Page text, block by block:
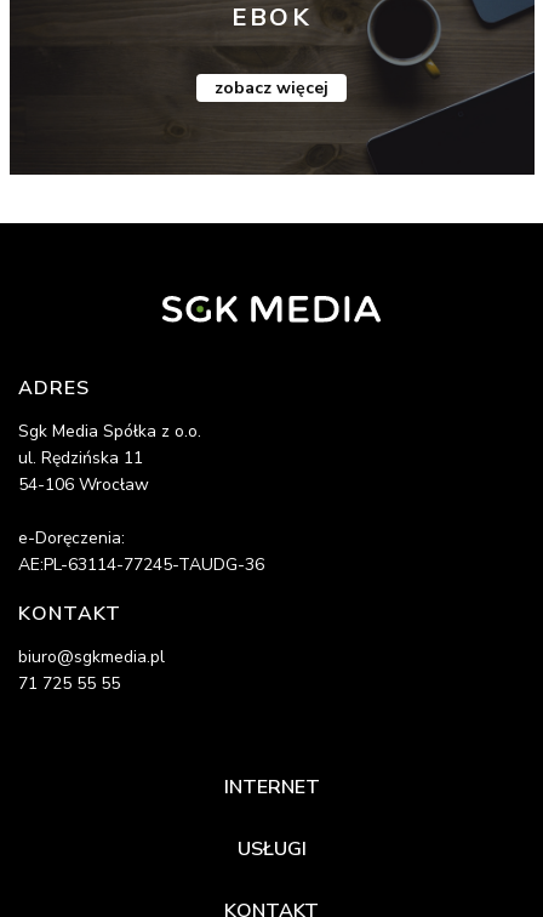
EBOK
zobacz więcej
ADRES
Sgk Media Spółka z o.o.
ul. Rędzińska 11
54-106 Wrocław
e-Doręczenia:
AE:PL-63114-77245-TAUDG-36
KONTAKT
biuro@sgkmedia.pl
71 725 55 55
INTERNET
USŁUGI
KONTAKT